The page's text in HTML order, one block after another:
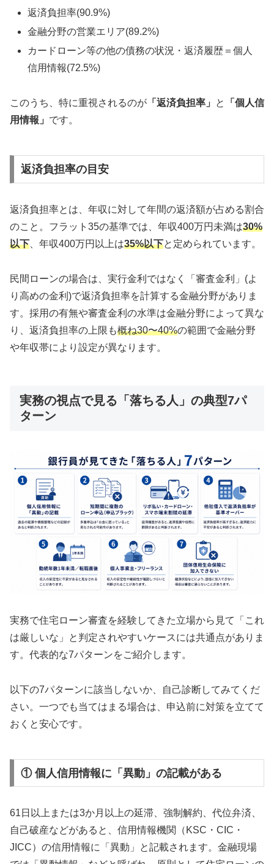
返済負担率(90.9%)
金融分野の営業エリア(89.2%)
カードローン等の他の債務の状況・返済履歴＝個人
信用情報(72.5%)
このうち、特に重視されるのが 「返済負担率」 と
「個人信
用情報」 です。
返済負担率の目安
返済負担率とは、年収に対して年間の返済額が占める割合
のこと。フラット35の基準では、年収400万円未満は30%
以下 、年収400万円以上は35%以下と定められています。
民間ローンの場合は、実行金利ではなく「審査金利」(よ
り高めの金利)で返済負担率を計算する金融分野がありま
す。採用の有無や審査金利の水準は金融分野によって異な
り、返済負担率の上限も概ね30〜40%の範囲で金融分野
や年収帯により設定が異なります。
実務の視点で見る「落ちる人」の典型7パ
ターン
実務で住宅ローン審査を経験してきた立場から見て「これ
は厳しいな」と判定されやすいケースには共通点がありま
す。代表的な7パターンをご紹介します。
以下の7パターンに該当しないか、自己診断してみてくだ
さい。一つでも当てはまる場合は、申込前に対策を立てて
おくと安心です。
① 個人信用情報に「異動」の記載がある
61日以上または3か月以上の延滞、強制解約、代位弁済、
自己破産などがあると、信用情報機関（KSC・CIC・
JICC）の信用情報に「異動」と記載されます。金融現場